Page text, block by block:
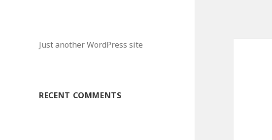
Just another WordPress site
RECENT COMMENTS